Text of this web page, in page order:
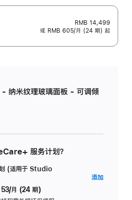
RMB 14,499
或 RMB 605/月 (24 期) 起
米纹理玻璃面板 - 可调倾
服务计划？
(适用于 Studio
53/月 (24 期)
添加